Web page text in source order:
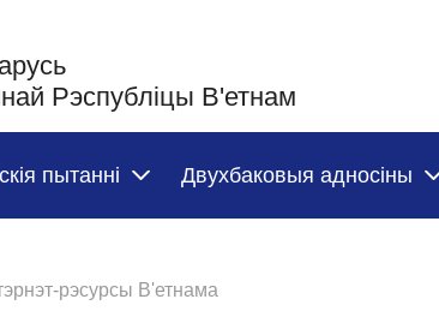
Рэспубліцы В'етнам
пытанні Двухбаковыя адносіны
рэсурсы В'етнама